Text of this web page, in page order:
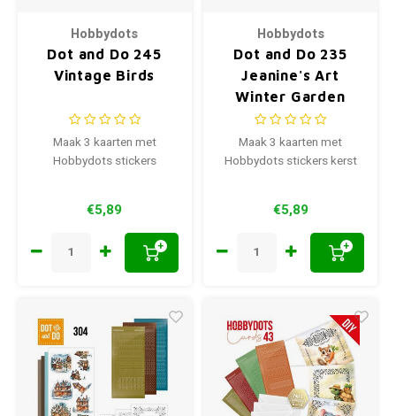
Hobbydots
Dot and Do 245
Vintage Birds
Maak 3 kaarten met
Hobbydots stickers
€5,89
+
Hobbydots
Dot and Do 235
Jeanine's Art
Winter Garden
Maak 3 kaarten met
Hobbydots stickers kerst
€5,89
+